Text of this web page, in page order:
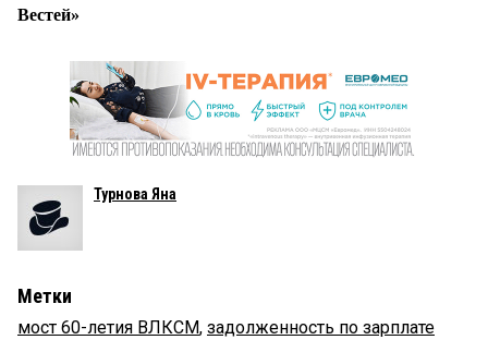
Вестей»
Турнова Яна
Метки
мост 60-летия ВЛКСМ, задолженность по зарплате